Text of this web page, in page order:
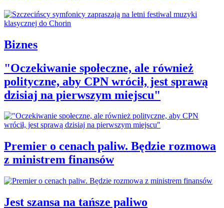
Biznes
"Oczekiwanie społeczne, ale również
polityczne, aby CPN wrócił, jest sprawą
dzisiaj na pierwszym miejscu"
Premier o cenach paliw. Będzie rozmowa
z ministrem finansów
Jest szansa na tańsze paliwo